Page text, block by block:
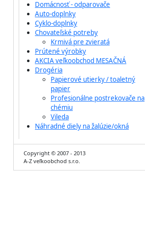
Domácnosť - odparovače
Auto-doplnky
Cyklo-doplnky
Chovateľské potreby
Krmivá pre zvieratá
Prútené výrobky
AKCIA veľkoobchod MESAČNÁ
Drogéria
Papierové utierky / toaletný
papier
Profesionálne postrekovače na
chémiu
Vileda
Náhradné diely na žalúzie/okná
Copyright © 2007 - 2013
A-Z veľkoobchod s.r.o.